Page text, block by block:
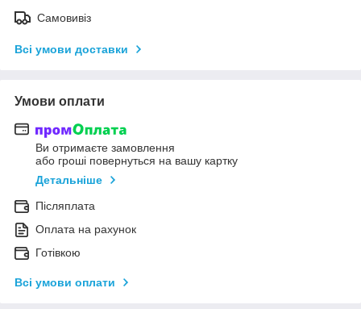
Самовивіз
Всі умови доставки
Умови оплати
Ви отримаєте замовлення
або гроші повернуться на вашу картку
Детальніше
Післяплата
Оплата на рахунок
Готівкою
Всі умови оплати